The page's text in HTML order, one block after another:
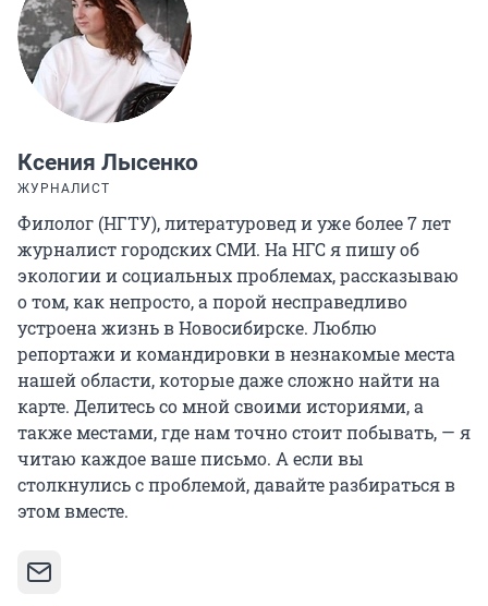
Ксения Лысенко
ЖУРНАЛИСТ
Филолог (НГТУ), литературовед и уже более 7 лет
журналист городских СМИ. На НГС я пишу об
экологии и социальных проблемах, рассказываю
о том, как непросто, а порой несправедливо
устроена жизнь в Новосибирске. Люблю
репортажи и командировки в незнакомые места
нашей области, которые даже сложно найти на
карте. Делитесь со мной своими историями, а
также местами, где нам точно стоит побывать, — я
читаю каждое ваше письмо. А если вы
столкнулись с проблемой, давайте разбираться в
этом вместе.